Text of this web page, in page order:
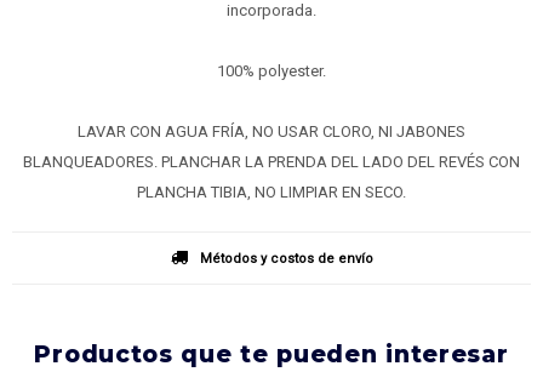
incorporada.
100% polyester.
LAVAR CON AGUA FRÍA, NO USAR CLORO, NI JABONES
BLANQUEADORES. PLANCHAR LA PRENDA DEL LADO DEL REVÉS CON
PLANCHA TIBIA, NO LIMPIAR EN SECO.
Métodos y costos de envío
productos que te pueden interesar